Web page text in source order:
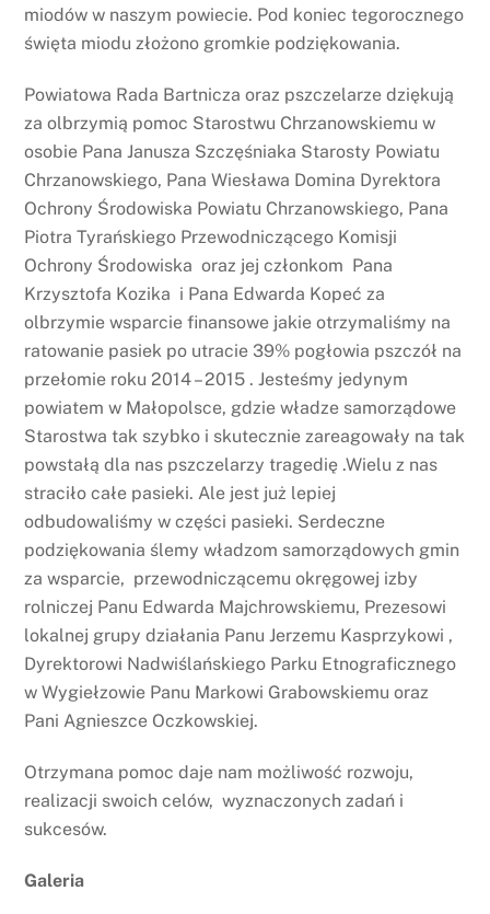
miodów w naszym powiecie. Pod koniec tegorocznego
święta miodu złożono gromkie podziękowania.
Powiatowa Rada Bartnicza oraz pszczelarze dziękują
za olbrzymią pomoc Starostwu Chrzanowskiemu w
osobie Pana Janusza Szczęśniaka Starosty Powiatu
Chrzanowskiego, Pana Wiesława Domina Dyrektora
Ochrony Środowiska Powiatu Chrzanowskiego, Pana
Piotra Tyrańskiego Przewodniczącego Komisji
Ochrony Środowiska oraz jej członkom Pana
Krzysztofa Kozika i Pana Edwarda Kopeć za
olbrzymie wsparcie finansowe jakie otrzymaliśmy na
ratowanie pasiek po utracie 39% pogłowia pszczół na
przełomie roku 2014 – 2015 . Jesteśmy jedynym
powiatem w Małopolsce, gdzie władze samorządowe
Starostwa tak szybko i skutecznie zareagowały na tak
powstałą dla nas pszczelarzy tragedię .Wielu z nas
straciło całe pasieki. Ale jest już lepiej
odbudowaliśmy w części pasieki. Serdeczne
podziękowania ślemy władzom samorządowych gmin
za wsparcie, przewodniczącemu okręgowej izby
rolniczej Panu Edwarda Majchrowskiemu, Prezesowi
lokalnej grupy działania Panu Jerzemu Kasprzykowi ,
Dyrektorowi Nadwiślańskiego Parku Etnograficznego
w Wygiełzowie Panu Markowi Grabowskiemu oraz
Pani Agnieszce Oczkowskiej.
Otrzymana pomoc daje nam możliwość rozwoju,
realizacji swoich celów, wyznaczonych zadań i
sukcesów.
Galeria